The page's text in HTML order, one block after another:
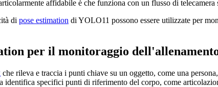
affidabile è che funziona con un flusso di telecamera
di pose estimation di YOLO11 possono essere utilizzate per
per il monitoraggio
che rileva e traccia i punti chiave su un oggetto, come una
identifica specifici punti di riferimento del corpo, come